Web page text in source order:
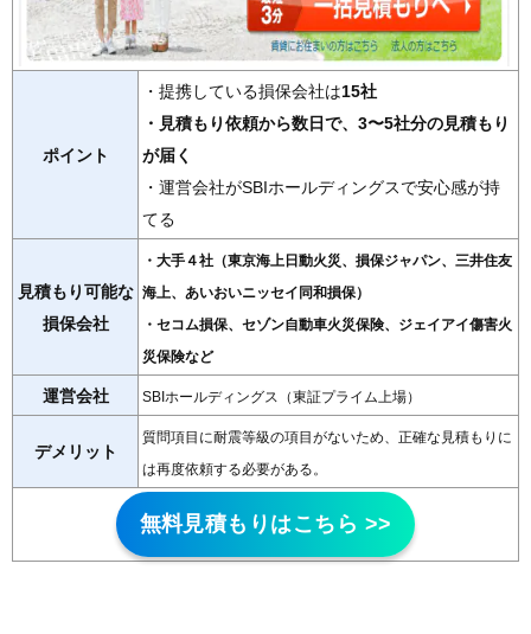
ポイント
・提携している損保会社は15社
・見積もり依頼から数日で、3〜5社分の見積もり
が届く
・運営会社がSBIホールディングスで安心感が持
てる
見積もり可能な
損保会社
・大手４社（東京海上日動火災、損保ジャパン、三井住友
海上、あいおいニッセイ同和損保）
・セコム損保、セゾン自動車火災保険、ジェイアイ傷害火
災保険など
運営会社 SBIホールディングス（東証プライム上場）
デメリット
質問項目に耐震等級の項目がないため、正確な見積もりに
は再度依頼する必要がある。
無料見積もりはこちら >>